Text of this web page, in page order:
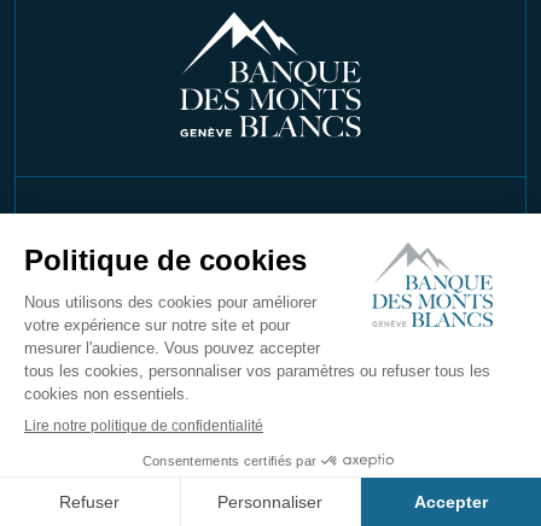
©2026 Copyright Banque Des Monts Blancs
SA. Tous droits réservés
Mentions Légales
Conditions générales